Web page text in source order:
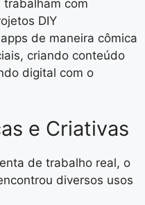
trabalham com
DIY
de maneira cômica
criando conteúdo
digital com o
e Criativas
de trabalho real, o
diversos usos